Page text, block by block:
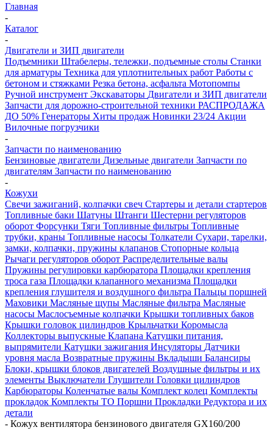
Главная
-
Каталог
-
Двигатели и ЗИП двигатели
Подъемники Штабелеры, тележки, подъемные столы Станки
для арматуры Техника для уплотнительных работ Работы с
бетоном и стяжками Резка бетона, асфальта Мотопомпы
Ручной инструмент Экскаваторы Двигатели и ЗИП двигатели
Запчасти для дорожно-строительной техники РАСПРОДАЖА
ДО 50% Генераторы Хиты продаж Новинки 23/24 Акции
Вилочные погрузчики
-
Запчасти по наименованию
Бензиновые двигатели Дизельные двигатели Запчасти по
двигателям Запчасти по наименованию
-
Кожухи
Свечи зажиганий, колпачки свеч Стартеры и детали стартеров
Топливные баки Шатуны Штанги Шестерни регуляторов
оборот Форсунки Тяги Топливные фильтры Топливные
трубки, краны Топливные насосы Толкатели Сухари, тарелки,
замки, колпачки, пружины клапанов Стопорные кольца
Рычаги регуляторов оборот Распределительные валы
Пружины регулировки карбюратора Площадки крепления
троса газа Площадки клапанного механизма Площадки
крепления глушителя и воздушного фильтра Пальцы поршней
Маховики Масляные щупы Масляные фильтра Масляные
насосы Маслосъемные колпачки Крышки топливных баков
Крышки головок цилиндров Крыльчатки Коромысла
Коллекторы выпускные Клапана Катушки питания,
выпрямители Катушки зажигания Инсуляторы Датчики
уровня масла Возвратные пружины Вкладыши Балансиры
Блоки, крышки блоков двигателей Воздушные фильтры и их
элементы Выключатели Глушители Головки цилиндров
Карбюраторы Коленчатые валы Комплект колец Комплекты
прокладок Комплекты ТО Поршни Прокладки Редуктора и их
детали
- Кожух вентилятора бензинового двигателя GX160/200